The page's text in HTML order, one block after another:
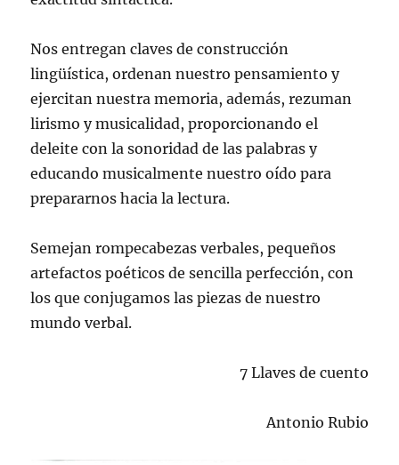
Nos entregan claves de construcción
lingüística, ordenan nuestro pensamiento y
ejercitan nuestra memoria, además, rezuman
lirismo y musicalidad, proporcionando el
deleite con la sonoridad de las palabras y
educando musicalmente nuestro oído para
prepararnos hacia la lectura.
Semejan rompecabezas verbales, pequeños
artefactos poéticos de sencilla perfección, con
los que conjugamos las piezas de nuestro
mundo verbal.
7 Llaves de cuento
Antonio Rubio